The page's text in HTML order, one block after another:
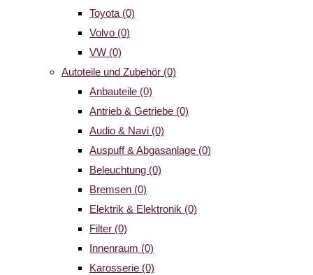
Toyota (0)
Volvo (0)
VW (0)
Autoteile und Zubehör (0)
Anbauteile (0)
Antrieb & Getriebe (0)
Audio & Navi (0)
Auspuff & Abgasanlage (0)
Beleuchtung (0)
Bremsen (0)
Elektrik & Elektronik (0)
Filter (0)
Innenraum (0)
Karosserie (0)